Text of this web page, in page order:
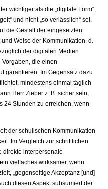
wichtiger als die „digitale Form“,
und nicht „so verlässlich“ sei.
die Gestalt der eingesetzten
Weise der Kommunikation, d.
der digitalen Medien
die einen
garantieren. Im Gegensatz dazu
mindestens einmal täglich
Herr Zieber z. B. sicher sein,
24 Stunden zu erreichen, wenn
der schulischen Kommunikation
Im Vergleich zur schriftlichen
direkte interpersonale
vielfaches wirksamer, wenn
„gegenseitige Akzeptanz [und]
diesen Aspekt subsumiert der